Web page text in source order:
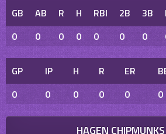
GB AB R H RBI 2B 3B
0
0 0 0 0 0 0
GP IP H R ER
0
0 0 0 0 0
HAGEN